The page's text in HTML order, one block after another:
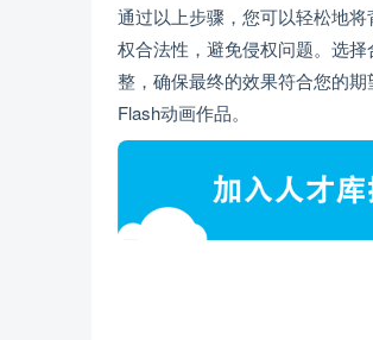
通过以上步骤，您可以轻松地
权合法性，避免侵权问题。选
整，确保最终的效果符合您的
Flash动画作品。